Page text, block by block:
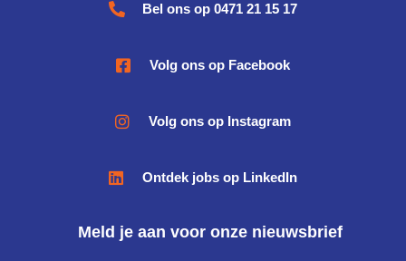
Bel ons op 0471 21 15 17
Volg ons op Facebook
Volg ons op Instagram
Ontdek jobs op LinkedIn
Meld je aan voor onze nieuwsbrief